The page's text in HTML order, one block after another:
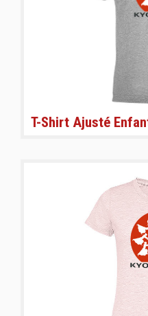
T-Shirt Ajusté